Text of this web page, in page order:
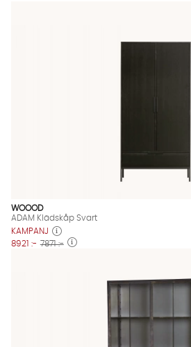
WOOOD
ADAM Klädskåp Svart
KAMPANJ
8921 :- 7871 :-